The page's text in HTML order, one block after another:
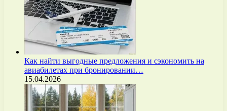
Как найти выгодные предложения и сэкономить на
авиабилетах при бронировании…
15.04.2026